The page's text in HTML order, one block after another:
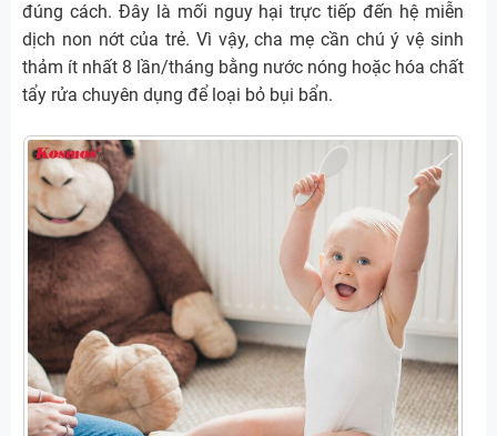
đúng cách. Đây là mối nguy hại trực tiếp đến hệ miễn
dịch non nớt của trẻ. Vì vậy, cha mẹ cần chú ý vệ sinh
thảm ít nhất 8 lần/tháng bằng nước nóng hoặc hóa chất
tẩy rửa chuyên dụng để loại bỏ bụi bẩn.